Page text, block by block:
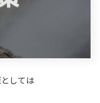
しては